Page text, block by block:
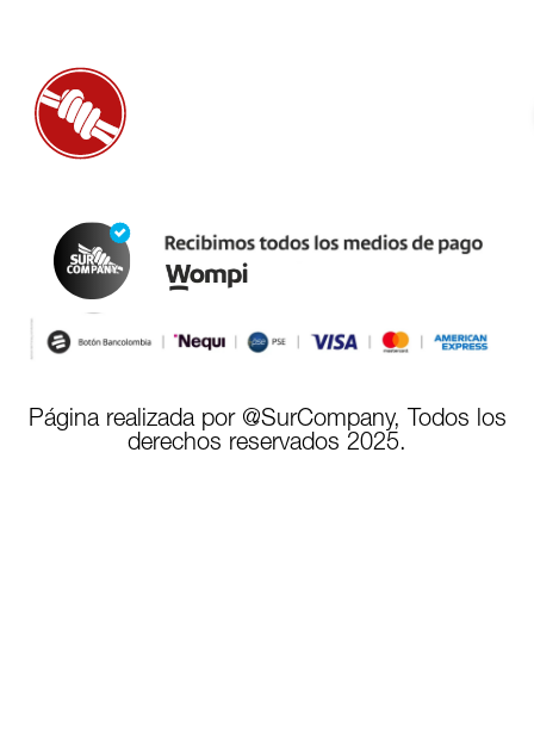
Página realizada por @SurCompany, Todos los
derechos reservados 2025.